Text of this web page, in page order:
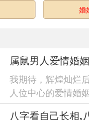
婚
属鼠男人爱情婚
我期待，辉煌灿烂
人位中心的爱情婚
点，下一步找原因
八字看自己长相,